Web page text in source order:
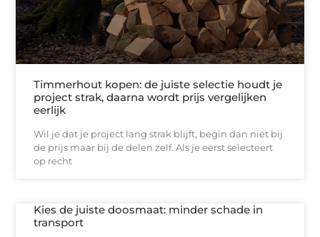
Timmerhout kopen: de juiste selectie houdt je
project strak, daarna wordt prijs vergelijken
eerlijk
Wil je dat je project lang strak blijft, begin dan niet bij
de prijs maar bij de delen zelf. Als je eerst selecteert
op recht
Kies de juiste doosmaat: minder schade in
transport